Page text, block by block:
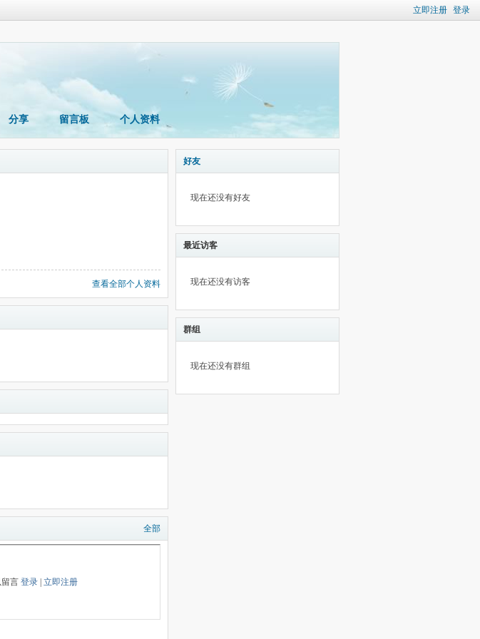
立即注册 登录
分享 留言板 个人资料
查看全部个人资料
全部
言 登录| 立即注册
好友
现在还没有好友
最近访客
现在还没有访客
群组
现在还没有群组